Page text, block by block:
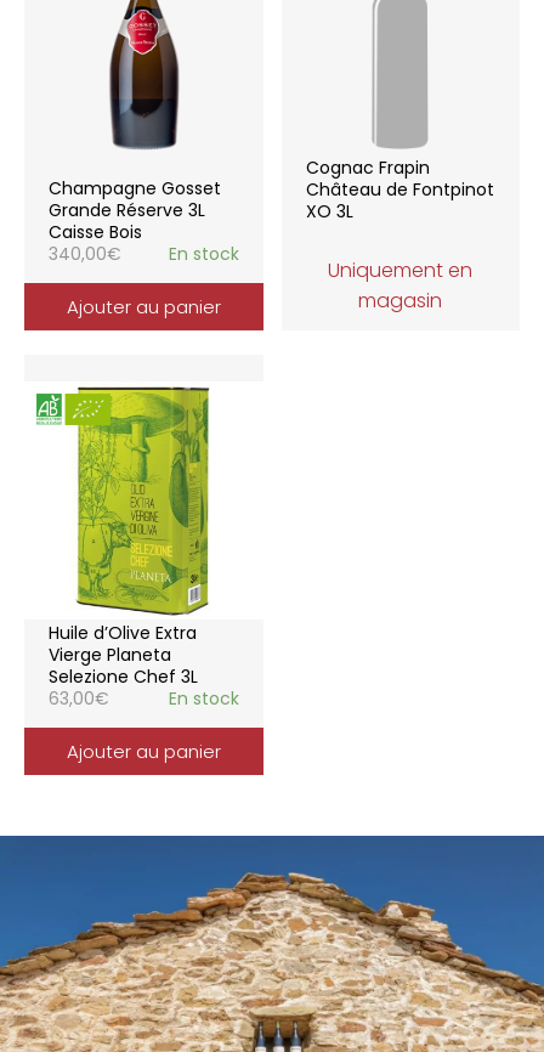
Champagne Gosset
Grande Réserve 3L
Caisse Bois
340,00€ En stock
Ajouter au panier
Cognac Frapin
Château de Fontpinot
XO 3L
Uniquement en
magasin
Huile d’Olive Extra
Vierge Planeta
Selezione Chef 3L
63,00€ En stock
Ajouter au panier